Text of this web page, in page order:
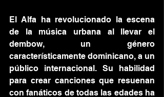
El Alfa ha revolucionado la escena
de la música urbana al llevar el
dembow, un género
característicamente dominicano, a un
público internacional. Su habilidad
para crear canciones que resuenan
con fanáticos de todas las edades ha